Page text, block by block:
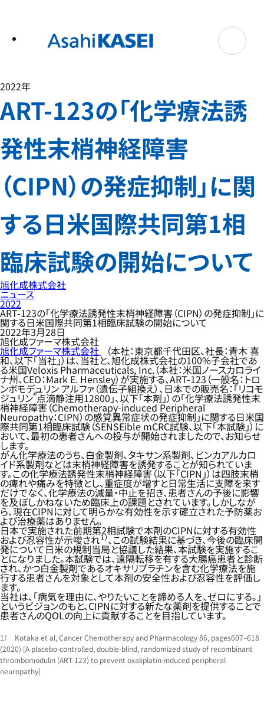
2022年
ART-123の「化学療法誘
発性末梢神経障害
（CIPN）の発症抑制」に関
する日米国際共同第1相
臨床試験の開始について
旭化成株式会社
ニュース
2022
ART-123の「化学療法誘発性末梢神経障害（CIPN）の発症抑制」に
関する日米国際共同第1相臨床試験の開始について
2022年3月28日
旭化成ファーマ株式会社
旭化成ファーマ株式会社 （本社：東京都千代田区、社長：青木 喜
和、以下「当社」）は、当社と、旭化成株式会社の100%子会社であ
る米国Veloxis Pharmaceuticals, Inc.（本社：米国ノースカロライ
ナ州、CEO：Mark E. Hensley）が実施する、ART-123（一般名：トロ
ンボモデュリン アルファ（遺伝子組換え）、日本での販売名：「リコモ
ジュリン®点滴静注用12800」、以下「本剤」）の「化学療法誘発性末
梢神経障害（Chemotherapy-induced Peripheral
Neuropathy：CIPN）の感覚異常症状の発症抑制」に関する日米国
際共同第1相臨床試験（SENSEible mCRC試験、以下「本試験」）に
おいて、最初の患者さんへの投与が開始されましたので、お知らせ
します。
がん化学療法のうち、白金製剤、タキサン系製剤、ビンカアルカロ
イド系製剤などは末梢神経障害を誘発することが知られていま
す。この化学療法誘発性末梢神経障害（以下「CIPN」）は四肢末梢
の痺れや痛みを特徴とし、重症度が増すと日常生活に支障を来す
だけでなく、化学療法の減量・中止を招き、患者さんの予後に影響
を及ぼしかねないため臨床上の課題とされています。しかしなが
ら、現在CIPNに対して明らかな有効性を示す確立された予防薬お
よび治療薬はありません。
日本で実施された前期第2相試験で本剤のCIPNに対する有効性
および忍容性が示唆され1）、この試験結果に基づき、今後の臨床開
発について日米の規制当局と協議した結果、本試験を実施するこ
とになりました。本試験では、遠隔転移を有する大腸癌患者と診断
され、かつ白金製剤であるオキサリプラチンを含む化学療法を施
行する患者さんを対象として本剤の安全性および忍容性を評価し
ます。
当社は、「病気を理由に、やりたいことを諦める人を、ゼロにする。」
というビジョンのもと、CIPNに対する新たな薬剤を提供することで
患者さんのQOLの向上に貢献することを目指しています。
1） Kotaka et al, Cancer Chemotherapy and Pharmacology 86, pages607–618
(2020) [A placebo-controlled, double-blind, randomized study of recombinant
thrombomodulin (ART-123) to prevent oxaliplatin-induced peripheral
neuropathy]